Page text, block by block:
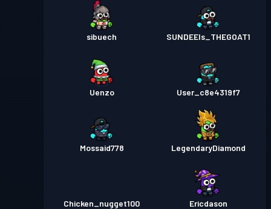
sibuech SUNDEEIs_THEGOAT1
Uenzo User_c8e4319f7
Mossaid778 LegendaryDiamond
Chicken_nugget100 Ericdason